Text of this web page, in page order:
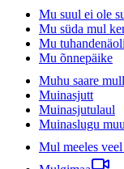
Mu suul ei ole
Mu süda mul
Mu
Mu õnnepäike
Muhu saare
Muinasjutt
Muinasjutulaul
Muinaslugu
Mul meeles